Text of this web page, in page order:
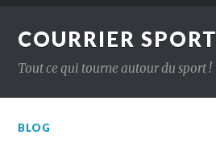
COURRIER SPORT
Tout ce qui tourne autour du sport !
BLOG